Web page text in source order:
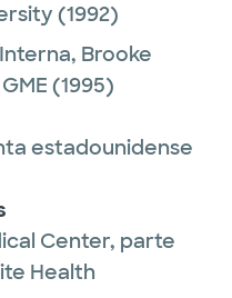
(1992)
Brooke
(1995)
estadounidense
Center, parte
Health